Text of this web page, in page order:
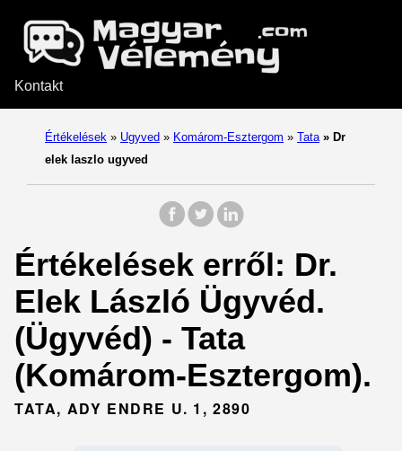
Kontakt
Értékelések » Ugyved » Komárom-Esztergom » Tata » Dr
elek laszlo ugyved
Értékelések erről: Dr.
Elek László Ügyvéd.
(Ügyvéd) - Tata
(Komárom-Esztergom).
TATA, ADY ENDRE U. 1, 2890